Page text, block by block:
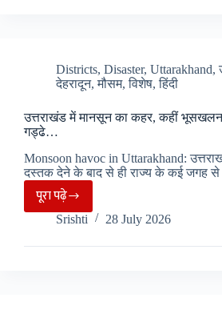
नगर
निगम
की
जागरूकता,
स्वच्छता
के
लिए
Har
Ki
Pauri
Districts, Disaster, Uttarakhand,
देहरादून,मौसम,विशेष,हिंदी
उत्तराखंड में मानसून का कहर, कहीं
गड्ढे…
Monsoon havoc in Uttarakhand:
दस्तक देने के बाद से ही राज्य के कई जगह
पूरा पढ़ेउत्तराखंड
में
मानसून
Srishti 28 July 2026